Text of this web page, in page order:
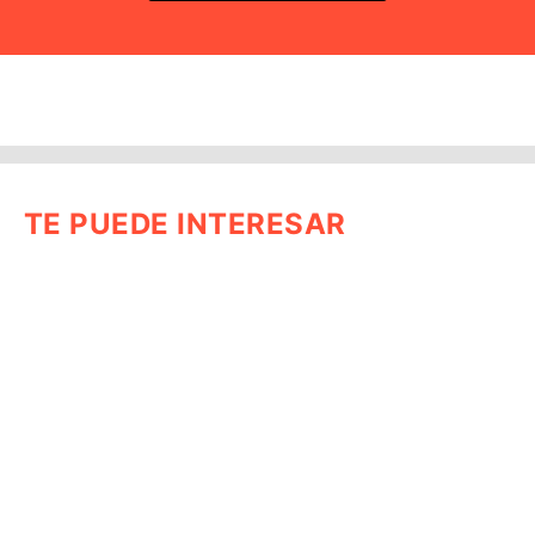
TE PUEDE INTERESAR